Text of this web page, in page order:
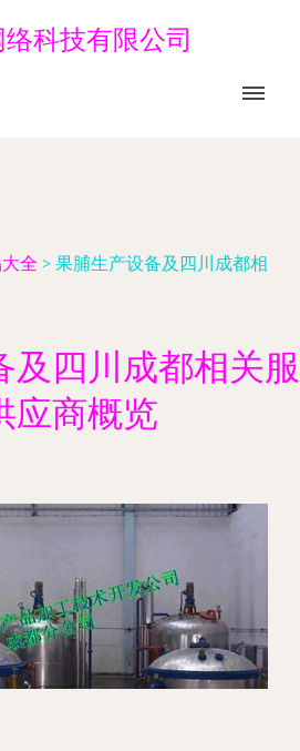
科技有限公司
全 > 果脯生产设备及四川成都相
及四川成都相关服
应商概览